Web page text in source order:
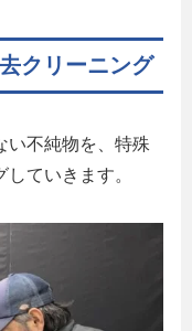
クリーニング
い不純物を、特殊
ていきます。